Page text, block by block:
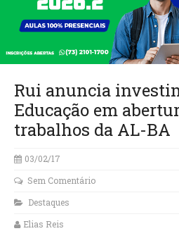
Rui anuncia
Educação em
trabalhos da AL-BA
03/02/17
Sem Comentário
Destaques
Elias Reis